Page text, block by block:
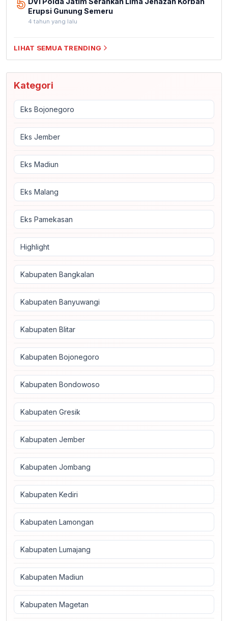
5 Erupsi Gunung Semeru
4 tahun yang lalu
LIHAT SEMUA TRENDING
Kategori
Eks Bojonegoro
Eks Jember
Eks Madiun
Eks Malang
Eks Pamekasan
Highlight
Kabupaten Bangkalan
Kabupaten Banyuwangi
Kabupaten Blitar
Kabupaten Bojonegoro
Kabupaten Bondowoso
Kabupaten Gresik
Kabupaten Jember
Kabupaten Jombang
Kabupaten Kediri
Kabupaten Lamongan
Kabupaten Lumajang
Kabupaten Madiun
Kabupaten Magetan